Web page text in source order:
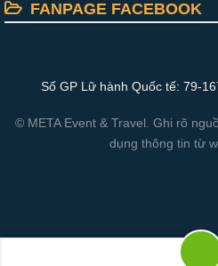
FANPAGE FACEBOOK
Số GP Lữ hành Quốc tế: 79-
© META Event & Travel. Ghi rõ
dụng thông tin từ